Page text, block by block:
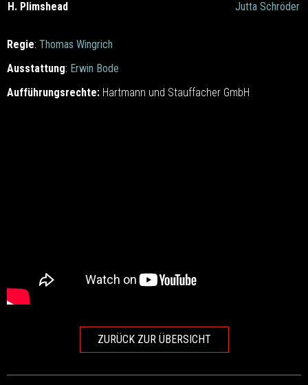
H. Plimshead
Jutta Schröder
Regie: Thomas Wingrich
Ausstattung: Erwin Bode
Aufführungsrechte: Hartmann und Stauffacher GmbH
ZURÜCK ZUR ÜBERSICHT